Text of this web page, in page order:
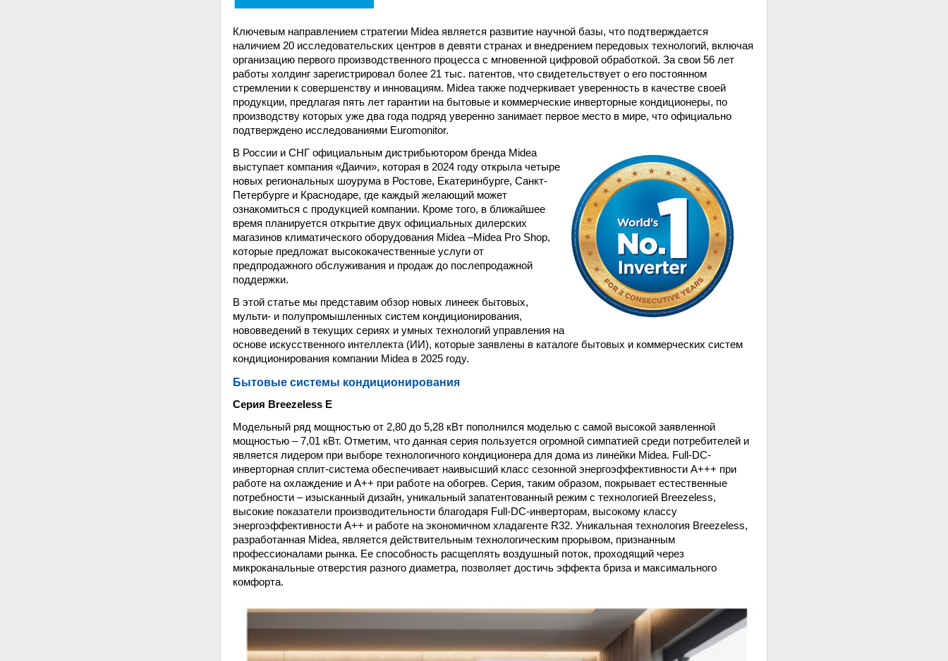
Ключевым направлением стратегии Midea является развитие научной базы, что подтверждается
наличием 20 исследовательских центров в девяти странах и внедрением передовых технологий, включая
организацию первого производственного процесса с мгновенной цифровой обработкой. За свои 56 лет
работы холдинг зарегистрировал более 21 тыс. патентов, что свидетельствует о его постоянном
стремлении к совершенству и инновациям. Midea также подчеркивает уверенность в качестве своей
продукции, предлагая пять лет гарантии на бытовые и коммерческие инверторные кондиционеры, по
производству которых уже два года подряд уверенно занимает первое место в мире, что официально
подтверждено исследованиями Euromonitor.
В России и СНГ официальным дистрибьютором бренда Midea
выступает компания «Даичи», которая в 2024 году открыла четыре
новых региональных шоурума в Ростове, Екатеринбурге, Санкт-
Петербурге и Краснодаре, где каждый желающий может
ознакомиться с продукцией компании. Кроме того, в ближайшее
время планируется открытие двух официальных дилерских
магазинов климатического оборудования Midea –Midea Pro Shop,
которые предложат высококачественные услуги от
предпродажного обслуживания и продаж до послепродажной
поддержки.
В этой статье мы представим обзор новых линеек бытовых,
мульти- и полупромышленных систем кондиционирования,
нововведений в текущих сериях и умных технологий управления на
основе искусственного интеллекта (ИИ), которые заявлены в каталоге бытовых и коммерческих систем
кондиционирования компании Midea в 2025 году.
Бытовые системы кондиционирования
Серия Breezeless E
Модельный ряд мощностью от 2,80 до 5,28 кВт пополнился моделью с самой высокой заявленной
мощностью – 7,01 кВт. Отметим, что данная серия пользуется огромной симпатией среди потребителей и
является лидером при выборе технологичного кондиционера для дома из линейки Midea. Full-DC-
инверторная сплит-система обеспечивает наивысший класс сезонной энергоэффективности А+++ при
работе на охлаждение и А++ при работе на обогрев. Серия, таким образом, покрывает естественные
потребности – изысканный дизайн, уникальный запатентованный режим с технологией Breezeless,
высокие показатели производительности благодаря Full-DC-инверторам, высокому классу
энергоэффективности А++ и работе на экономичном хладагенте R32. Уникальная технология Breezeless,
разработанная Midea, является действительным технологическим прорывом, признанным
профессионалами рынка. Ее способность расщеплять воздушный поток, проходящий через
микроканальные отверстия разного диаметра, позволяет достичь эффекта бриза и максимального
комфорта.